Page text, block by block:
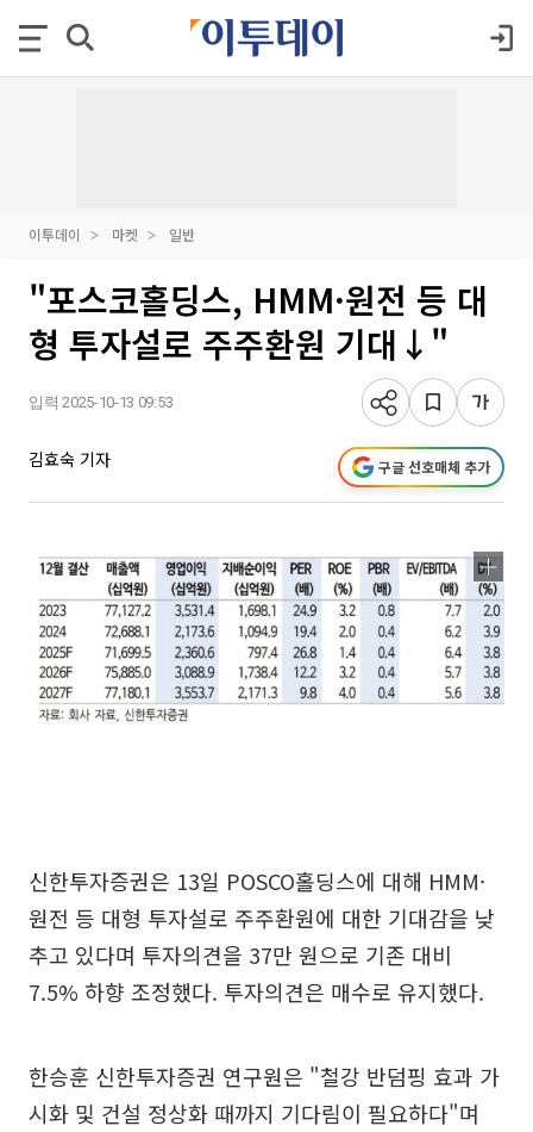
이투데이 마켓 일반
"포스코홀딩스, HMM·원전 등 대
형 투자설로 주주환원 기대↓"
입력 2025-10-13 09:53
김효숙 기자 구글 선호매체 추가
신한투자증권은 13일 POSCO홀딩스에 대해 HMM·
원전 등 대형 투자설로 주주환원에 대한 기대감을 낮
추고 있다며 투자의견을 37만 원으로 기존 대비
7.5% 하향 조정했다. 투자의견은 매수로 유지했다.
한승훈 신한투자증권 연구원은 "철강 반덤핑 효과 가
시화 및 건설 정상화 때까지 기다림이 필요하다"며